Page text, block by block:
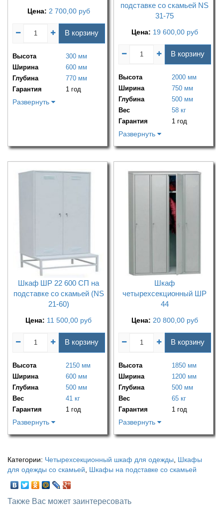
Цена: 2 700,00 руб
В корзину
Высота
300 мм
Ширина
600 мм
Глубина
770 мм
Гарантия
1 год
Развернуть
подставке со скамьей NS
31-75
Цена: 19 600,00 руб
В корзину
Высота
2000 мм
Ширина
750 мм
Глубина
500 мм
Вес
58 кг
Гарантия
1 год
Развернуть
Шкаф ШР 22 600 СП на
подставке со скамьей (NS
21-60)
Цена: 11 500,00 руб
В корзину
Высота
2150 мм
Ширина
600 мм
Глубина
500 мм
Вес
41 кг
Гарантия
1 год
Развернуть
Шкаф
четырехсекционный ШР
44
Цена: 20 800,00 руб
В корзину
Высота
1850 мм
Ширина
1200 мм
Глубина
500 мм
Вес
65 кг
Гарантия
1 год
Развернуть
Категории: Четырехсекционный шкаф для одежды
Шкафы
для одежды со скамьей
Шкафы на подставке со скамьей
Также Вас может заинтересовать